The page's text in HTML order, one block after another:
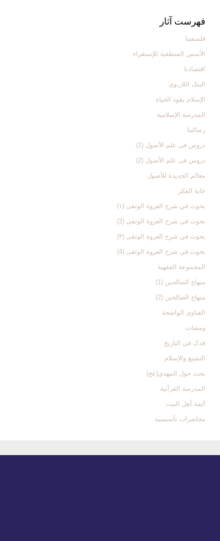
فهرست آثار
فلسفتنا
الأسس المنطقیة للإستقراء
اقتصادنا
البنک اللاربوی
الإسلام یقود الحیاة
المدرسة الإسلامیة
رسالتنا
دروس فی علم الأصول (1)
دروس فی علم الأصول (2)
معالم الجدیدة للأصول
غایة الفکر
بحوث في شرح العروة الوثقی (۱)
بحوث في شرح العروة الوثقی (2)
بحوث في شرح العروة الوثقی (۳)
بحوث في شرح العروة الوثقی (4)
المجموعة الفقهیة
منهاج الصالحین (1)
منهاج الصالحین (2)
الفتاوی الواضحة
ومضات
فدک فی التاریخ
التشیع والإسلام
بحث حول المهدي(عج)
المدرسة القرآنیة
أئمة أهل البیت
محاضرات تأسیسیة